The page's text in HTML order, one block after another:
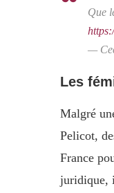
Que
—
Les
Malgré
Pelicot,
France
juridique,